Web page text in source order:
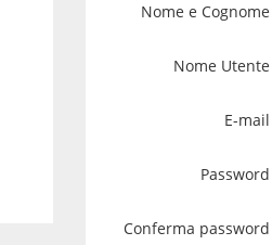
Nome e Cognome
Nome Utente
E-mail
Password
Conferma password